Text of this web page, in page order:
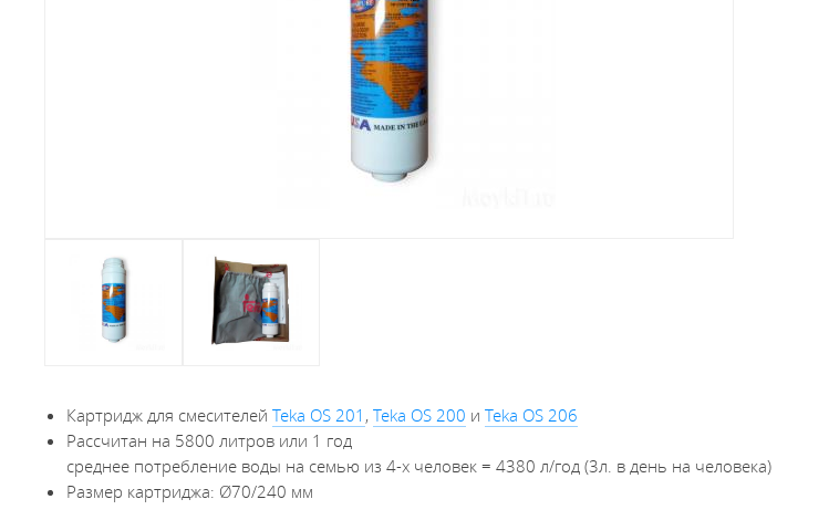
Картридж для смесителейTeka OS 201 ,Teka OS 200 иTeka OS 206
Рассчитан на 5800 литров или 1 год
среднее потребление воды на семью из 4-х человек = 4380 л/год (3л. в день на человека)
Размер картриджа: Ø70/240 мм